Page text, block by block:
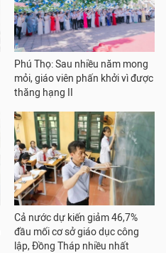
Phú Thọ: Sau nhiều năm mong
mỏi, giáo viên phấn khởi vì được
thăng hạng II
Cả nước dự kiến giảm 46,7%
đầu mối cơ sở giáo dục công
lập, Đồng Tháp nhiều nhất